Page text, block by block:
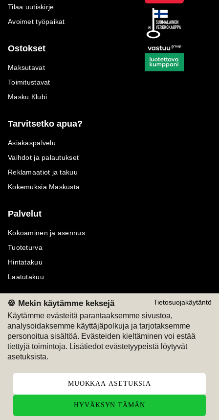
Tietosuojakäytäntö
🍪 Mekin käytämme keksejä
Käytämme evästeitä parantaaksemme sivustoa,
analysoidaksemme käyttäjäpolkuja ja tarjotaksemme
personoitua sisältöä. Evästeiden kieltäminen voi estää
tiettyjä toimintoja. Lisätiedot evästetyypeistä löytyvät
asetuksista.
MUOKKAA ASETUKSIA
HYVÄKSYN TÄMÄN
Tilaa uutiskirje
Avoimet työpaikat
Ostokset
Maksutavat
Toimitustavat
Masku Klubi
Tarvitsetko apua?
Asiakaspalvelu
Vaihdot ja palautukset
Reklamaatiot ja takuu
Kokemuksia Maskusta
Palvelut
Kokoaminen ja asennus
Tuoteturva
Hintatakuu
Laatutakuu
Maksutavat
M
Seuraa meitä